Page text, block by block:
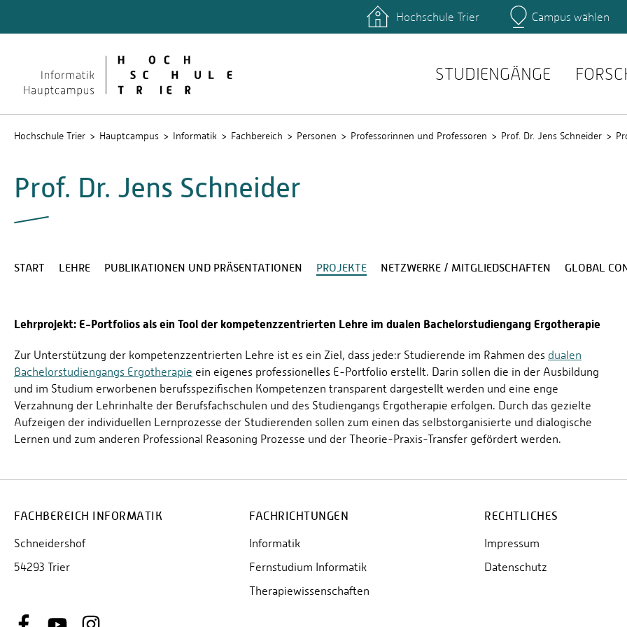
Studierende der Informatik Prüfungsordnungen
Hochschule Trier Campus wählen
STUDIENGÄNGE
Hochschule Trier Hauptcampus Informatik Fachbereich Personen Professorinnen und Professoren Prof. Dr. Jens Schneider
Prof. Dr. Jens Schneider
START LEHRE PUBLIKATIONEN UND PRÄSENTATIONEN PROJEKTE NETZWERKE / MITGLIEDSCHAFTEN GLOBAL
Lehrprojekt: E-Portfolios als ein Tool der kompetenzzentrierten Lehre im dualen Bachelorstudiengang Ergotherapie
Zur Unterstützung der kompetenzzentrierten Lehre ist es ein Ziel, dass jede:r Studierende im Rahmen des dualen
Bachelorstudiengangs Ergotherapie ein eigenes professionelles E-Portfolio erstellt. Darin sollen die in der Ausbildung
und im Studium erworbenen berufsspezifischen Kompetenzen transparent dargestellt werden und eine enge
Verzahnung der Lehrinhalte der Berufsfachschulen und des Studiengangs Ergotherapie erfolgen. Durch das gezielte
Aufzeigen der individuellen Lernprozesse der Studierenden sollen zum einen das selbstorganisierte und dialogische
Lernen und zum anderen Professional Reasoning Prozesse und der Theorie-Praxis-Transfer gefördert werden.
FACHBEREICH INFORMATIK
Schneidershof
54293 Trier
FACHRICHTUNGEN
Informatik
Fernstudium Informatik
Therapiewissenschaften
RECHTLICHES
Impressum
Datenschutz